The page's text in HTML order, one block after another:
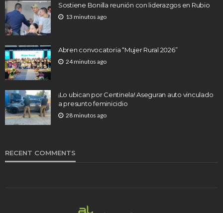
Sostiene Bonilla reunión con liderazgos en Rubio
13 minutos ago
Abren convocatoria “Mujer Rural 2026”
24 minutos ago
¡Lo ubican por Centinela! Aseguran auto vinculado
a presunto feminicidio
28 minutos ago
RECENT COMMENTS